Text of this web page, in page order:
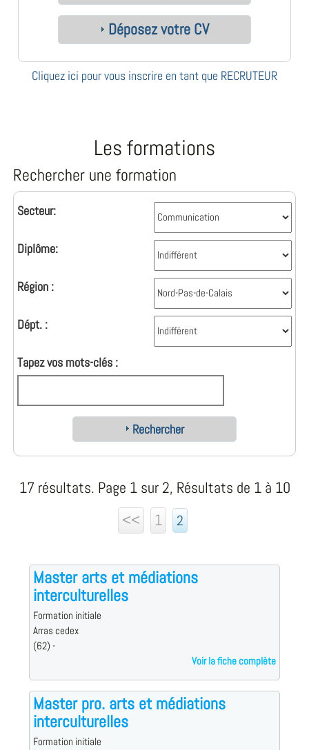
Déposez votre CV
Cliquez ici pour vous inscrire en tant que RECRUTEUR
Les formations
Rechercher une formation
Secteur:
Diplôme:
Région :
Dépt. :
Tapez vos mots-clés :
Rechercher
17 résultats. Page 1 sur 2, Résultats de 1 à 10
<<
1 2
Master arts et médiations
interculturelles
Formation initiale
Arras cedex
(62) -
Voir la fiche complète
Master pro. arts et médiations
interculturelles
Formation initiale